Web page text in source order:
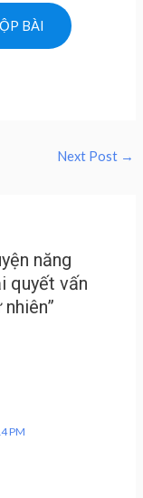
Next Post →
năng
quyết vấn
PM